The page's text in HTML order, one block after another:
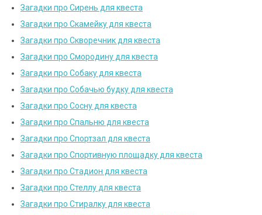
Загадки про Сирень для квеста
Загадки про Скамейку для квеста
Загадки про Скворечник для квеста
Загадки про Смородину для квеста
Загадки про Собаку для квеста
Загадки про Собачью будку для квеста
Загадки про Сосну для квеста
Загадки про Спальню для квеста
Загадки про Спортзал для квеста
Загадки про Спортивную площадку для квеста
Загадки про Стадион для квеста
Загадки про Стеллу для квеста
Загадки про Стиралку для квеста